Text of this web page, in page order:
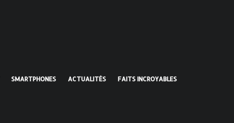
SMARTPHONES ACTUALITÉS FAITS INCROYABLES